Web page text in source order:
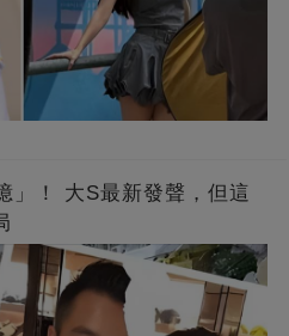
」！ 大S最新發聲，但這